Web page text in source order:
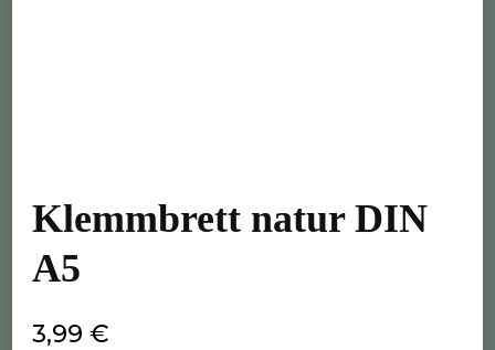
Klemmbrett natur DIN
A5
3,99 €